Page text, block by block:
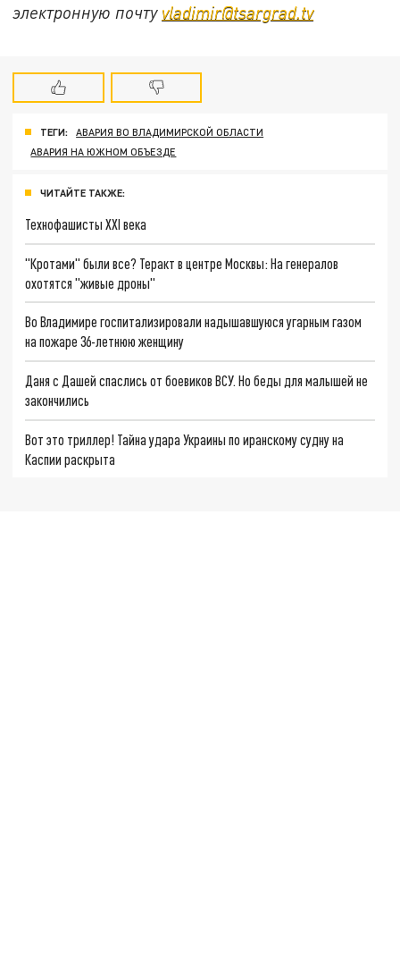
электронную почту vladimir@tsargrad.tv
ТЕГИ:
АВАРИЯ ВО ВЛАДИМИРСКОЙ ОБЛАСТИ
АВАРИЯ НА ЮЖНОМ ОБЪЕЗДЕ
ЧИТАЙТЕ ТАКЖЕ:
Технофашисты XXI века
"Кротами" были все? Теракт в центре Москвы: На генералов
охотятся "живые дроны"
Во Владимире госпитализировали надышавшуюся угарным газом
на пожаре 36-летнюю женщину
Даня с Дашей спаслись от боевиков ВСУ. Но беды для малышей не
закончились
Вот это триллер! Тайна удара Украины по иранскому судну на
Каспии раскрыта